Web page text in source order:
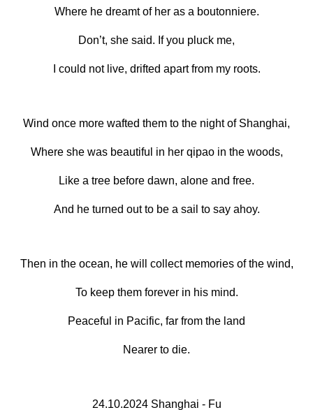
Where he dreamt of her as a boutonniere.
Don’t, she said. If you pluck me,
I could not live, drifted apart from my roots.
Wind once more wafted them to the night of Shanghai,
Where she was beautiful in her qipao in the woods,
Like a tree before dawn, alone and free.
And he turned out to be a sail to say ahoy.
Then in the ocean, he will collect memories of the wind,
To keep them forever in his mind.
Peaceful in Pacific, far from the land
Nearer to die.
24.10.2024 Shanghai - Fu